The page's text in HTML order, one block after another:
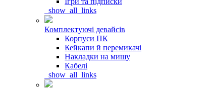
_show_all_links
Комплектуючі девайсів
Корпуси ПК
Кейкапи й перемикачі
Накладки на мишу
Кабелі
_show_all_links